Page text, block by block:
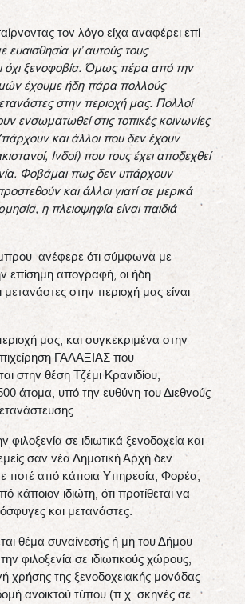
τον λόγο είχα αναφέρει επί
ευαισθησία γι’ αυτούς τους
όχι ξενοφοβία. Όμως πέρα από την
έχουμε ήδη πάρα πολλούς
στην περιοχή μας. Πολλοί
ενσωματωθεί στις τοπικές κοινωνίες
και άλλοι που δεν έχουν
Ινδοί) που τους έχει αποδεχθεί
Φοβάμαι πως δεν υπάρχουν
και άλλοι γιατί σε μερικά
η πλειοψηφία είναι παιδιά
ανέφερε ότι σύμφωνα με
επίσημη απογραφή, οι ήδη
μετανάστες στην περιοχή μας είναι
μας, και συγκεκριμένα στην
ΓΑΛΑΞΙΑΣ που
στην θέση Τζέμι Κρανιδίου,
άτομα, υπό την ευθύνη του Διεθνούς
σε ιδιωτικά ξενοδοχεία και
σαν νέα Δημοτική Αρχή δεν
ποτέ από κάποια Υπηρεσία, Φορέα,
κάποιον ιδιώτη, ότι προτίθεται να
και μετανάστες.
θέμα συναίνεσής ή μη του Δήμου
φιλοξενία σε ιδιωτικούς χώρους,
χρήσης της ξενοδοχειακής μονάδας
ανοικτού τύπου (π.χ. σκηνές σε